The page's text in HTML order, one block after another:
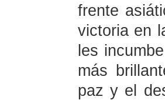
frente
victoria en
les
más
paz y el